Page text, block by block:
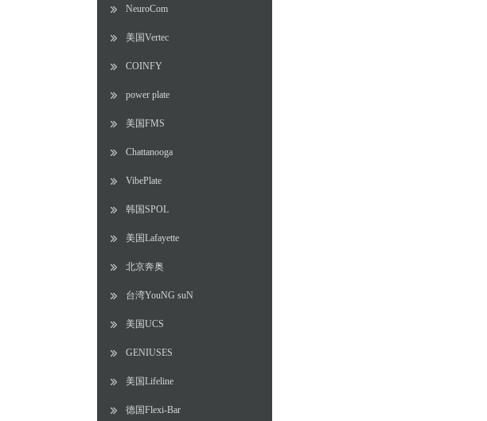
NeuroCom
美国Vertec
COINFY
power plate
美国FMS
Chattanooga
VibePlate
韩国SPOL
美国Lafayette
北京奔奥
台湾YouNG suN
美国UCS
GENIUSES
美国Lifeline
德国Flexi-Bar